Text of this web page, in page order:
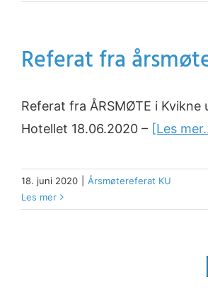
Referat fra
Referat fra ÅRSMØTE i Kvikne
Hotellet 18.06.2020 – [Les
18. juni 2020
Årsmøtereferat KU
Les mer